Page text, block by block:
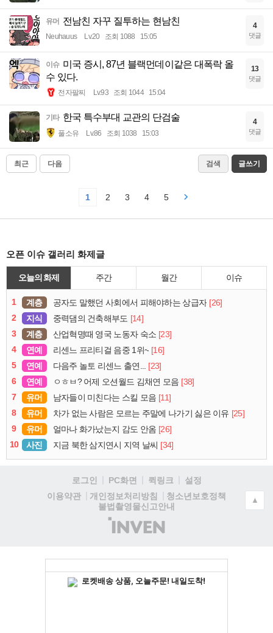
유머 전남친 자꾸 질투하는 현남친
Neuhauus Lv.20 조회 1088 15:05
4
댓글
이슈 미국 증시, 87년 블랙먼데이같은 대폭락 올
수 있다.
전자팔찌 Lv.93 조회 1044 15:04
13
댓글
기타 한국 특수부대 교관의 단검술
풀소유 Lv.86 조회 1038 15:03
4
댓글
최근 다음 검색 글쓰기
1 2 3 4 5
오픈 이슈 갤러리 화제글
오늘의 화제 주간 월간 이슈
1 계층 공자도 말했던 사회에서 피해야하는 상급자 [26]
2
지식 중력댐의 건축해부도 [14]
3
계층 산업혁명때 영국 노동자 숙소 [23]
4
연예 리센느 프리티걸 음중 1위~ [16]
5
연예 다음주 놀토 리센느 출연... [23]
6
연예 ㅇㅎㅂ? 어제 오션월드 김채연 모음 [38]
7
유머 남자들이 미친다는 스킬 모음 [11]
8
유머 차가 없는 사람은 모르는 주말에 나가기 싫은 이유 [25]
9
유머 얼마나 화가났는지 감도 안옴 [26]
10
사진 지금 북한 삼지연시 지역 날씨 [34]
로그인 PC화면 퀵링크
설정
이용약관
개인정보처리방침
청소년보호정책
불법촬영물신고안내
(주)
인
▲